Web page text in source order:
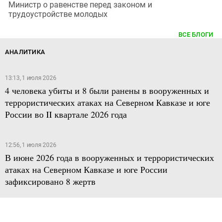
Министр о равенстве перед законом и
трудоустройстве молодых
ВСЕ БЛОГИ
АНАЛИТИКА
13:13, 1 июля 2026
4 человека убиты и 8 были ранены в вооруженных и
террористических атаках на Северном Кавказе и юге
России во II квартале 2026 года
12:56, 1 июля 2026
В июне 2026 года в вооруженных и террористических
атаках на Северном Кавказе и юге России
зафиксировано 8 жертв